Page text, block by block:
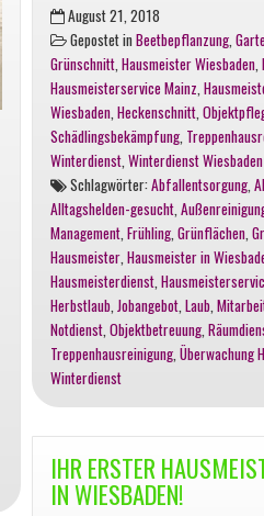
in
Wiesbaden,
Ihr
zuverlässiger
Partner
für
Hausmeistertätigkeiten
und
Hausmeisterservice
in
Wiesbaden
und
Umgebung
August 21, 2018
Gepostet inBeetbepflanzung,
Grünschnitt,Hausmeister Wiesbaden,
Hausmeisterservice Mainz,
Wiesbaden,Heckenschnitt,
Schädlingsbekämpfung,
Winterdienst,Winterdienst Wiesbaden
Schlagwörter:Abfallentsorgung,
Alltagshelden-gesucht,
Management,Frühling,Grünflächen,
Hausmeister,Hausmeister in
Hausmeisterdienst,
Herbstlaub,Jobangebot,Laub,
Notdienst,Objektbetreuung,
Treppenhausreinigung,Überwachung
Winterdienst
IHR ERSTER
IN WIESBADEN!